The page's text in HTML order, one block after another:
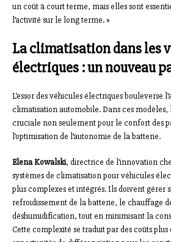
un coût à court terme, mais elles sont
l’activité sur le long terme. »
La climatisation dans les
électriques : un nouveau
L’essor des véhicules électriques bouleverse
climatisation automobile. Dans ces modèles,
cruciale non seulement pour le confort des
l’optimisation de l’autonomie de la batterie.
Elena Kowalski, directrice de l’innovation
systèmes de climatisation pour véhicules
plus complexes et intégrés. Ils doivent gérer
refroidissement de la batterie, le chauffage
déshumidification, tout en minimisant la
Cette complexité se traduit par des coûts plus